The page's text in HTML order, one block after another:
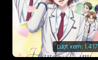
Lượt xem: 1.417